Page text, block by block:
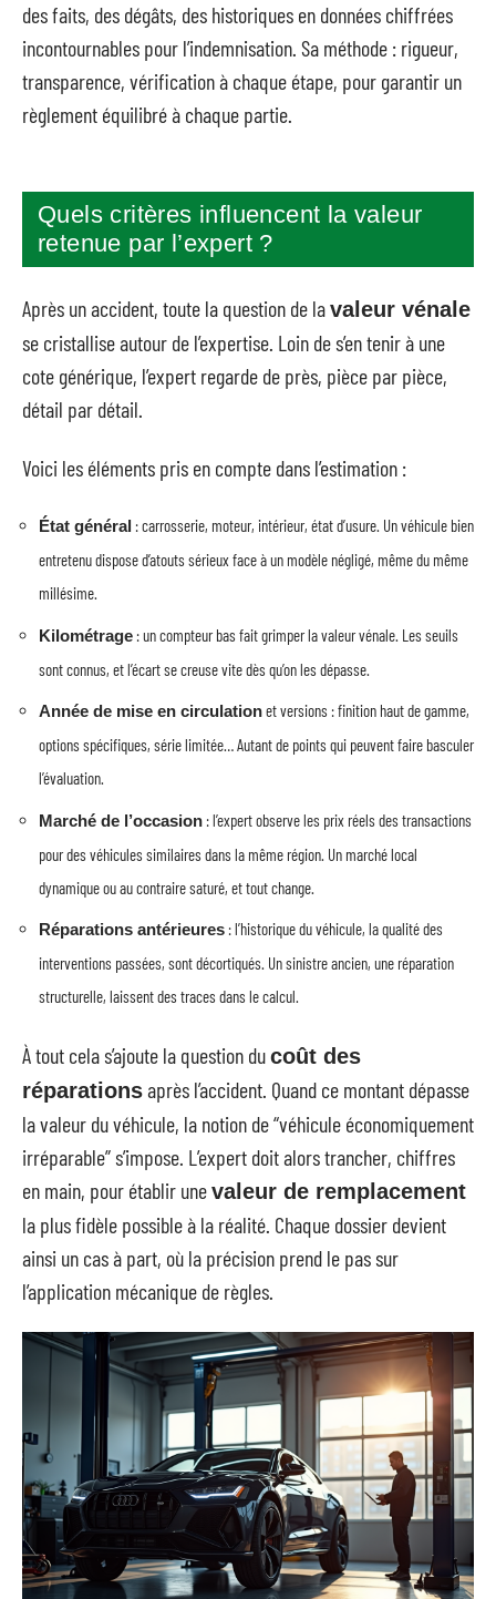
des faits, des dégâts, des historiques en données chiffrées
incontournables pour l’indemnisation. Sa méthode : rigueur,
transparence, vérification à chaque étape, pour garantir un
règlement équilibré à chaque partie.
Quels critères influencent la valeur
retenue par l’expert ?
Après un accident, toute la question de lavaleur vénale
se cristallise autour de l’expertise. Loin de s’en tenir à une
cote générique, l’expert regarde de près, pièce par pièce,
détail par détail.
Voici les éléments pris en compte dans l’estimation :
État général : carrosserie, moteur, intérieur, état d’usure. Un véhicule bien
entretenu dispose d’atouts sérieux face à un modèle négligé, même du même
millésime.
Kilométrage : un compteur bas fait grimper la valeur vénale. Les seuils
sont connus, et l’écart se creuse vite dès qu’on les dépasse.
Année de mise en circulationet versions : finition haut de gamme,
options spécifiques, série limitée… Autant de points qui peuvent faire basculer
l’évaluation.
Marché de l’occasion : l’expert observe les prix réels des transactions
pour des véhicules similaires dans la même région. Un marché local
dynamique ou au contraire saturé, et tout change.
Réparations antérieures : l’historique du véhicule, la qualité des
interventions passées, sont décortiqués. Un sinistre ancien, une réparation
structurelle, laissent des traces dans le calcul.
À tout cela s’ajoute la question ducoût des
réparationsaprès l’accident. Quand ce montant dépasse
la valeur du véhicule, la notion de “véhicule économiquement
irréparable” s’impose. L’expert doit alors trancher, chiffres
en main, pour établir unevaleur de remplacement
la plus fidèle possible à la réalité. Chaque dossier devient
ainsi un cas à part, où la précision prend le pas sur
l’application mécanique de règles.